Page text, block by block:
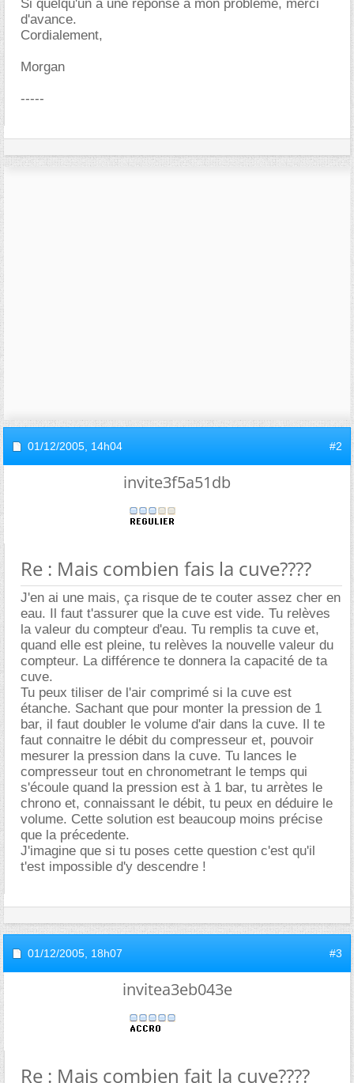
Si quelqu'un a une réponse à mon problème, merci
d'avance.
Cordialement,
Morgan
-----
01/12/2005, 14h04 #2
invite3f5a51db
Re : Mais combien fais la cuve????
J'en ai une mais, ça risque de te couter assez cher en
eau. Il faut t'assurer que la cuve est vide. Tu relèves
la valeur du compteur d'eau. Tu remplis ta cuve et,
quand elle est pleine, tu relèves la nouvelle valeur du
compteur. La différence te donnera la capacité de ta
cuve.
Tu peux tiliser de l'air comprimé si la cuve est
étanche. Sachant que pour monter la pression de 1
bar, il faut doubler le volume d'air dans la cuve. Il te
faut connaitre le débit du compresseur et, pouvoir
mesurer la pression dans la cuve. Tu lances le
compresseur tout en chronometrant le temps qui
s'écoule quand la pression est à 1 bar, tu arrètes le
chrono et, connaissant le débit, tu peux en déduire le
volume. Cette solution est beaucoup moins précise
que la précedente.
J'imagine que si tu poses cette question c'est qu'il
t'est impossible d'y descendre !
01/12/2005, 18h07 #3
invitea3eb043e
Re : Mais combien fait la cuve????